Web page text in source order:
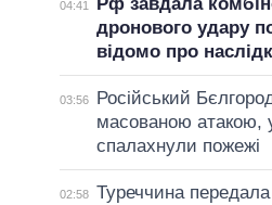
04:41
Рф завдала
дронового удару
відомо про
03:56
Російський
масованою атакою,
спалахнули пожежі
02:58 Туреччина